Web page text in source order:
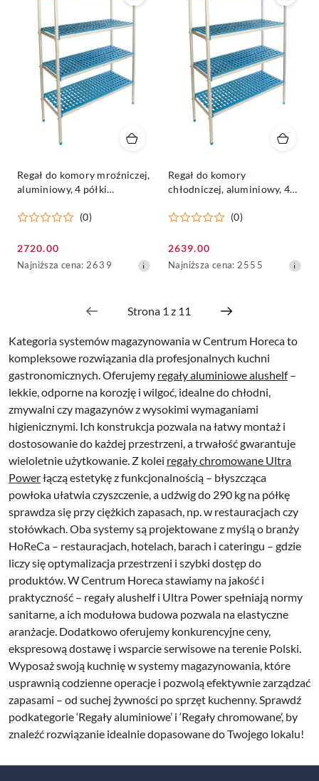
przed
obniżką
przed
obniżką
Regał do komory mroźniczej,
aluminiowy, 4 półki
(0)
Cena
promocyjna:
2720.00
Najniższa
obniżką
Najniższa cena: 2639
Regał do komory
chłodniczej, aluminiowy, 4
ALUSHELF
(0)
Cena
promocyjna:
2639.00
Najniższa
dni
obniżką
Najniższa cena: 2555
Kategoria systemów magazynowania w Centrum Horeca to
kompleksowe rozwiązania dla profesjonalnych kuchni
gastronomicznych. Oferujemy regały aluminiowe alushelf–
lekkie, odporne na korozję i wilgoć, idealne do chłodni,
zmywalni czy magazynów z wysokimi wymaganiami
higienicznymi. Ich konstrukcja pozwala na łatwy montaż i
dostosowanie do każdej przestrzeni, a trwałość gwarantuje
wieloletnie użytkowanie. Z kolei regały chromowane Ultra
Powerłączą estetykę z funkcjonalnością – błyszcząca
powłoka ułatwia czyszczenie, a udźwig do 290 kg na półkę
sprawdza się przy ciężkich zapasach, np. w restauracjach czy
stołówkach. Oba systemy są projektowane z myślą o branży
HoReCa – restauracjach, hotelach, barach i cateringu – gdzie
liczy się optymalizacja przestrzeni i szybki dostęp do
produktów. W Centrum Horeca stawiamy na jakość i
praktyczność – regały alushelf i Ultra Power spełniają normy
sanitarne, a ich modułowa budowa pozwala na elastyczne
aranżacje. Dodatkowo oferujemy konkurencyjne ceny,
ekspresową dostawę i wsparcie serwisowe na terenie Polski.
Wyposaż swoją kuchnię w systemy magazynowania, które
usprawnią codzienne operacje i pozwolą efektywnie zarządzać
zapasami – od suchej żywności po sprzęt kuchenny. Sprawdź
podkategorie ‘Regały aluminiowe’ i ‘Regały chromowane’, by
znaleźć rozwiązanie idealnie dopasowane do Twojego lokalu!